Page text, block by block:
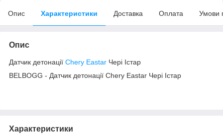
Опис Характеристики Доставка Оплата Умови
Опис
Датчик детонації Chery Eastar Чері Істар
BELBOGG - Датчик детонації Chery Eastar Чері Істар
Характеристики